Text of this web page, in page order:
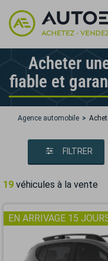
Acheter
fiable et
Agence automobile
FILTRER
19 véhicules à la vente
EN ARRIVAGE 15